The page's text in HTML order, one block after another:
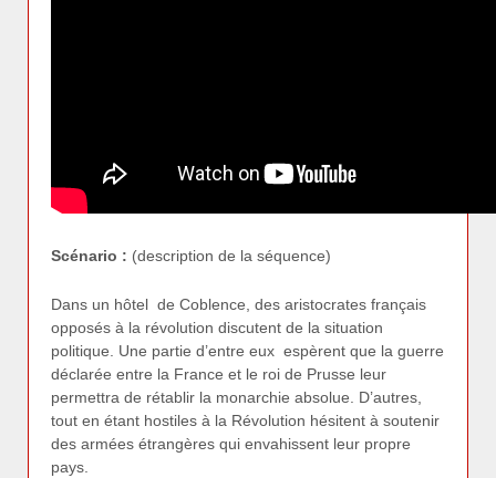
Scénario : (description de la séquence)
Dans un hôtel de Coblence, des aristocrates français
opposés à la révolution discutent de la situation
politique. Une partie d’entre eux espèrent que la guerre
déclarée entre la France et le roi de Prusse leur
permettra de rétablir la monarchie absolue. D’autres,
tout en étant hostiles à la Révolution hésitent à soutenir
des armées étrangères qui envahissent leur propre
pays.